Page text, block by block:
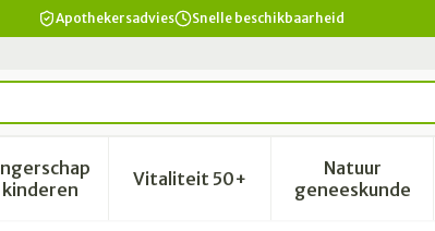
Apothekersadvies Snelle beschikbaarheid
en hygiëne categorie
Dieet, voeding en vitamines categorie
kinderen
Toon submenu voor Zwangerschap en
Vitaliteit 50+Toon submenu voor Vitaliteit
Natuur
geneeskunde
Toon